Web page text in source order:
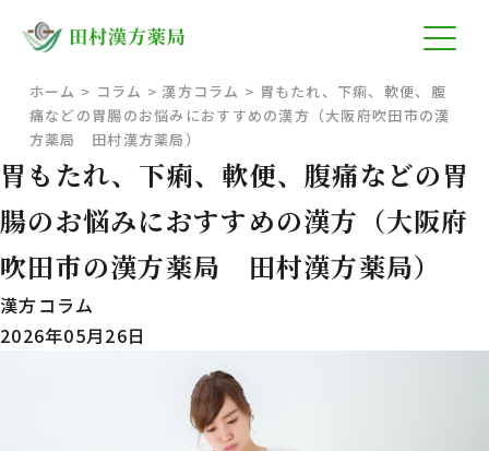
ホーム > コラム > 漢方コラム > 胃もたれ、下痢、軟便、腹
痛などの胃腸のお悩みにおすすめの漢方（大阪府吹田市の漢
方薬局 田村漢方薬局）
胃もたれ、下痢、軟便、腹痛などの胃
腸のお悩みにおすすめの漢方（大阪府
吹田市の漢方薬局 田村漢方薬局）
漢方コラム
2026年05月26日